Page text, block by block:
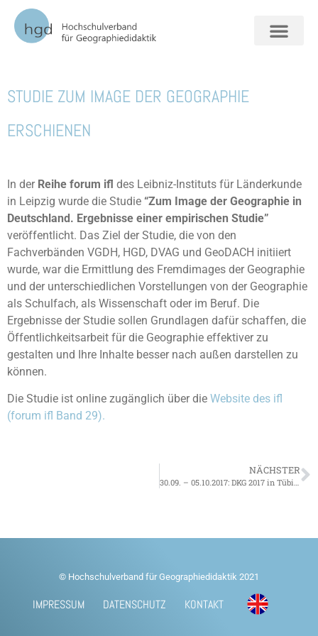
zurück zur News-Übersicht
STUDIE ZUM IMAGE DER GEOGRAPHIE
ERSCHIENEN
In der Reihe forum ifl des Leibniz-Instituts für Länderkunde
in Leipzig wurde die Studie “Zum Image der Geographie in
Deutschland. Ergebnisse einer empirischen Studie”
veröffentlicht. Das Ziel der Studie, die von den
Fachverbänden VGDH, HGD, DVAG und GeoDACH initiiert
wurde, war die Ermittlung des Fremdimages der Geographie
und der unterschiedlichen Vorstellungen von der Geographie
als Schulfach, als Wissenschaft oder im Beruf. Die
Ergebnisse der Studie sollen Grundlagen dafür schaffen, die
Öffentlichkeitsarbeit für die Geographie effektiver zu
gestalten und Ihre Inhalte besser nach außen darstellen zu
können.
Die Studie ist online zugänglich über die Website des ifl
(forum ifl Band 29).
NÄCHSTER
© Hochschulverband für Geographiedidaktik 2021
IMPRESSUM DATENSCHUTZ KONTAKT